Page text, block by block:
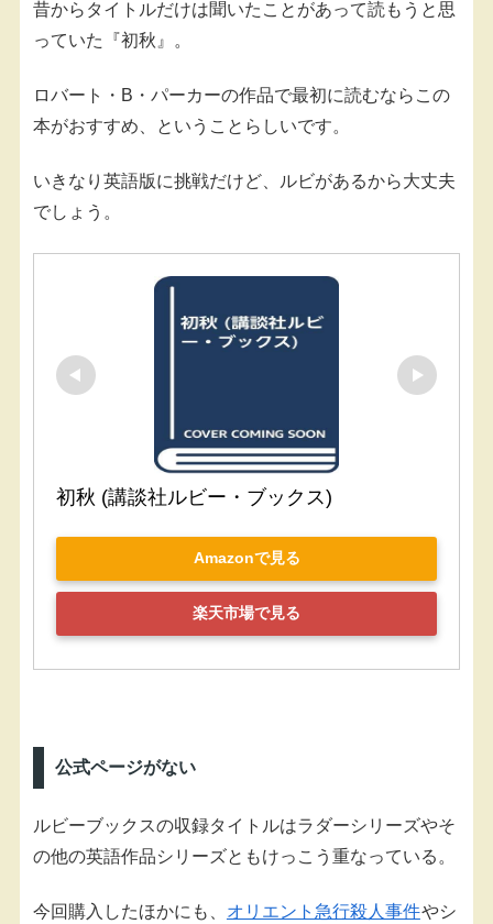
昔からタイトルだけは聞いたことがあって読もうと思
っていた『初秋』。
ロバート・B・パーカーの作品で最初に読むならこの
本がおすすめ、ということらしいです。
いきなり英語版に挑戦だけど、ルビがあるから大丈夫
でしょう。
初秋 (講談社ルビー・ブックス)
Amazonで見る
楽天市場で見る
公式ページがない
ルビーブックスの収録タイトルはラダーシリーズやそ
の他の英語作品シリーズともけっこう重なっている。
今回購入したほかにも、 オリエント急行殺人事件やシ